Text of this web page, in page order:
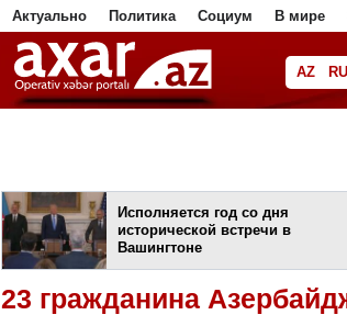
Актуально Политика Социум В мире
AZ RU
فا
Исполняется год со дня
исторической встречи в
Вашингтоне
23 гражданина